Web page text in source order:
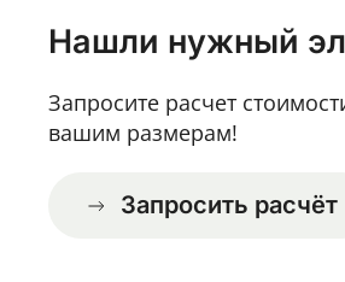
Нашли нужный
Запросите расчет
вашим размерам!
Запросить расчёт